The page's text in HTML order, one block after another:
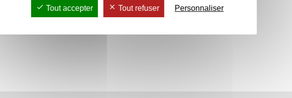
Tout accepter Tout refuser Personnaliser